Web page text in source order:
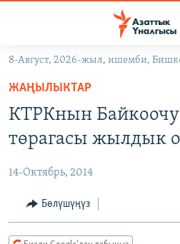
Навигацияга
өтүңүз
Издөөгө
салыңыз
ЭКОНОМИКА
МАДАНИЯТ
БОРБОР АЗИЯ
УКРАИНА
АТАЙЫН ИЛИКТӨӨ
ТВ ПРОГРАММАЛАР
8-Август, 2026-жыл, ишемби,
ЖАҢЫЛЫКТАР
КТРКнын
төрагасы жылдык
14-Октябрь, 2014
Бөлүшүңүз